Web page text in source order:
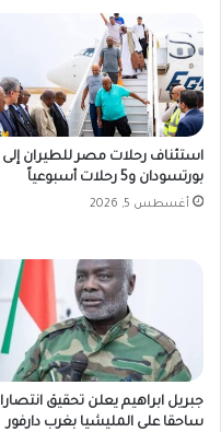
استئناف رحلات مصر للطيران إلى
بورتسودان و5 رحلات أسبوعياً
أغسطس 5, 2026
جبريل ابراهيم يعلن تحقيق انتصارا
ساحقا على المليشيا بغرب دارفور